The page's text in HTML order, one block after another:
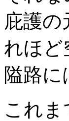
庇護
れほど
隘路
これ